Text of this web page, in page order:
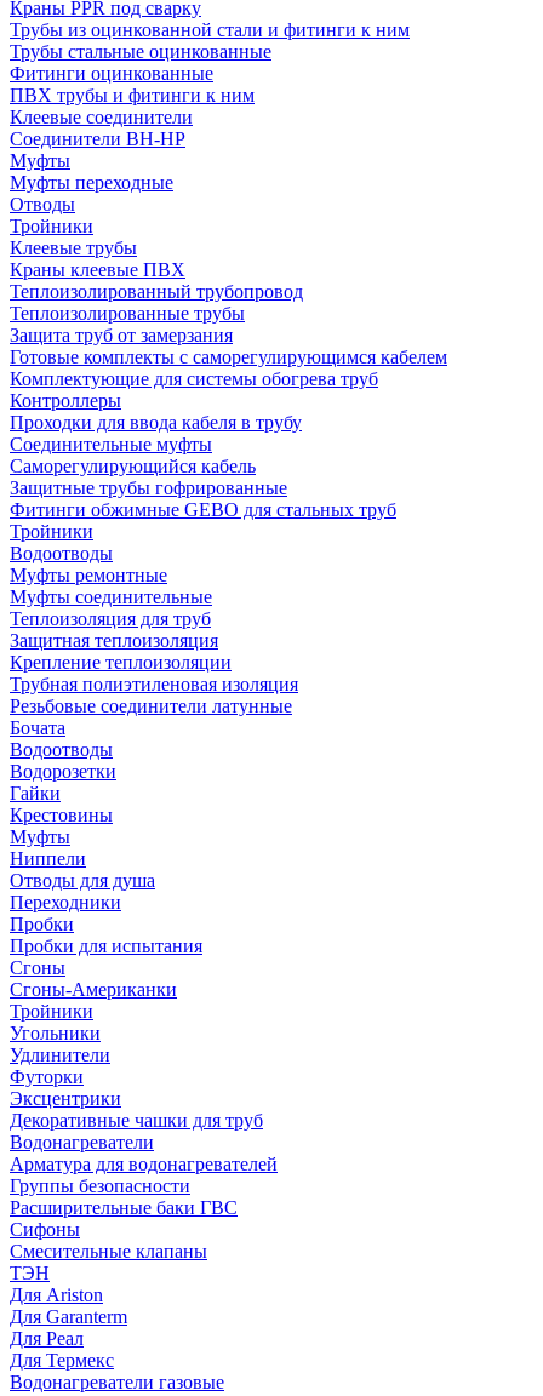
Краны PPR под сварку
Трубы из оцинкованной стали и фитинги к ним
Трубы стальные оцинкованные
Фитинги оцинкованные
ПВХ трубы и фитинги к ним
Клеевые соединители
Соединители ВН-НР
Муфты
Муфты переходные
Отводы
Тройники
Клеевые трубы
Краны клеевые ПВХ
Теплоизолированный трубопровод
Теплоизолированные трубы
Защита труб от замерзания
Готовые комплекты с саморегулирующимся кабелем
Комплектующие для системы обогрева труб
Контроллеры
Проходки для ввода кабеля в трубу
Соединительные муфты
Саморегулирующийся кабель
Защитные трубы гофрированные
Фитинги обжимные GEBO для стальных труб
Тройники
Водоотводы
Муфты ремонтные
Муфты соединительные
Теплоизоляция для труб
Защитная теплоизоляция
Крепление теплоизоляции
Трубная полиэтиленовая изоляция
Резьбовые соединители латунные
Бочата
Водоотводы
Водорозетки
Гайки
Крестовины
Муфты
Ниппели
Отводы для душа
Переходники
Пробки
Пробки для испытания
Сгоны
Сгоны-Американки
Тройники
Угольники
Удлинители
Футорки
Эксцентрики
Декоративные чашки для труб
Водонагреватели
Арматура для водонагревателей
Группы безопасности
Расширительные баки ГВС
Сифоны
Смесительные клапаны
ТЭН
Для Ariston
Для Garanterm
Для Реал
Для Термекс
Водонагреватели газовые